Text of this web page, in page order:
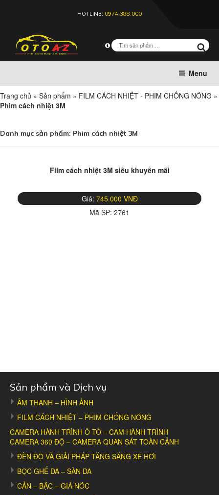
HOTLINE: 0974.388.000
Menu
Trang chủ » Sản phẩm » FILM CÁCH NHIỆT - PHIM CHỐNG NÓNG »
Phim cách nhiệt 3M
Danh mục sản phẩm: Phim cách nhiệt 3M
Film cách nhiệt 3M siêu khuyến mãi
Giá: 745.000 VNĐ
Mã SP: 2761
Sản phẩm và Dịch vụ
ÂM THANH – HÌNH ẢNH
FILM CÁCH NHIỆT – PHIM CHỐNG NÓNG
CAMERA HÀNH TRÌNH Ô TÔ – CAM HÀNH TRÌNH
CAMERA 360 ĐỘ – CAMERA QUAN SÁT TOÀN CẢNH
ĐÈN ĐỘ VÀ GIẢI PHÁP TĂNG SÁNG XE HƠI
BỌC GHẾ DA – SÀN DA
CẢN – BẬC – GIÁ NÓC